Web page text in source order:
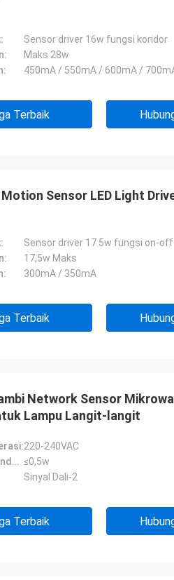
Sensor driver 16w fungsi koridor
Maks 28w
450mA / 550mA / 600mA /
Terbaik
Sensor LED Light
Sensor driver 17.5w fungsi on-off
17,5w Maks
300mA / 350mA
Terbaik
Network Sensor
Lampu Langit-langit
220-240VAC
Kekuatan Standby: ≤0,5w
Sinyal Dali-2
Terbaik